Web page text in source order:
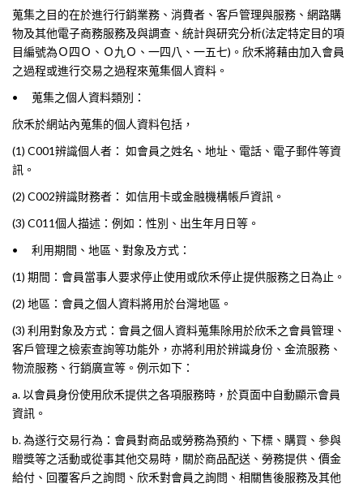
蒐集之目的在於進行行銷業務、消費者、客戶管理與服務、網路購
物及其他電子商務服務及與調查、統計與研究分析(法定特定目的項
目編號為Ｏ四Ｏ、Ｏ九Ｏ、一四八、一五七)。欣禾將藉由加入會員
之過程或進行交易之過程來蒐集個人資料。
•
蒐集之個人資料類別：
欣禾於網站內蒐集的個人資料包括，
(1) C001辨識個人者： 如會員之姓名、地址、電話、電子郵件等資
訊。
(2) C002辨識財務者： 如信用卡或金融機構帳戶資訊。
(3) C011個人描述：例如：性別、出生年月日等。
•
利用期間、地區、對象及方式：
(1) 期間：會員當事人要求停止使用或欣禾停止提供服務之日為止。
(2) 地區：會員之個人資料將用於台灣地區。
(3) 利用對象及方式：會員之個人資料蒐集除用於欣禾之會員管理、
客戶管理之檢索查詢等功能外，亦將利用於辨識身份、金流服務、
物流服務、行銷廣宣等。例示如下：
a. 以會員身份使用欣禾提供之各項服務時，於頁面中自動顯示會員
資訊。
b. 為遂行交易行為：會員對商品或勞務為預約、下標、購買、參與
贈獎等之活動或從事其他交易時，關於商品配送、勞務提供、價金
給付、回覆客戶之詢問、欣禾對會員之詢問、相關售後服務及其他